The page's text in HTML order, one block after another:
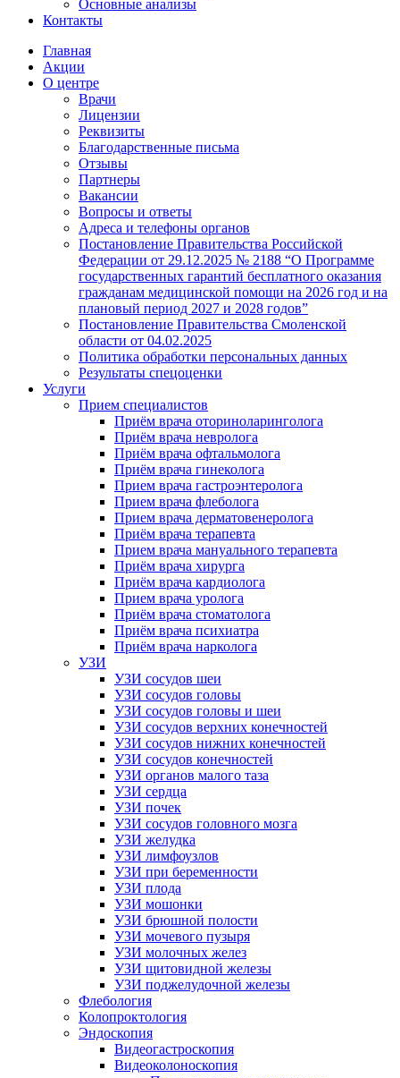
Основные анализы
Контакты
Главная
Акции
О центре
Врачи
Лицензии
Реквизиты
Благодарственные письма
Отзывы
Партнеры
Вакансии
Вопросы и ответы
Адреса и телефоны органов
Постановление Правительства Российской
Федерации от 29.12.2025 № 2188 “О Программе
государственных гарантий бесплатного оказания
гражданам медицинской помощи на 2026 год и на
плановый период 2027 и 2028 годов”
Постановление Правительства Смоленской
области от 04.02.2025
Политика обработки персональных данных
Результаты спецоценки
Услуги
Прием специалистов
Приём врача оториноларинголога
Приём врача невролога
Приём врача офтальмолога
Приём врача гинеколога
Прием врача гастроэнтеролога
Прием врача флеболога
Прием врача дерматовенеролога
Приём врача терапевта
Прием врача мануального терапевта
Приём врача хирурга
Приём врача кардиолога
Прием врача уролога
Приём врача стоматолога
Приём врача психиатра
Приём врача нарколога
УЗИ
УЗИ сосудов шеи
УЗИ сосудов головы
УЗИ сосудов головы и шеи
УЗИ сосудов верхних конечностей
УЗИ сосудов нижних конечностей
УЗИ сосудов конечностей
УЗИ органов малого таза
УЗИ сердца
УЗИ почек
УЗИ сосудов головного мозга
УЗИ желудка
УЗИ лимфоузлов
УЗИ при беременности
УЗИ плода
УЗИ мошонки
УЗИ брюшной полости
УЗИ мочевого пузыря
УЗИ молочных желез
УЗИ щитовидной железы
УЗИ поджелудочной железы
Флебология
Колопроктология
Эндоскопия
Видеогастроскопия
Видеоколоноскопия